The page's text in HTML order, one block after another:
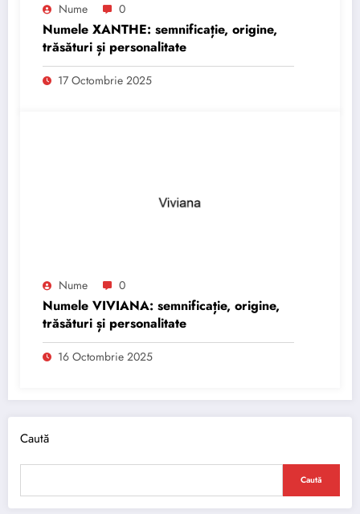
Nume 0
Numele XANTHE: semnificație, origine,
trăsături și personalitate
17 Octombrie 2025
Nume 0
Numele VIVIANA: semnificație, origine,
trăsături și personalitate
16 Octombrie 2025
Caută
Caută